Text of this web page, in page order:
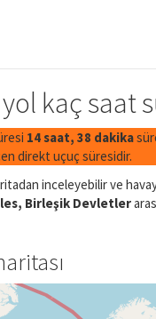
kaç saat
14 saat, 38 dakika
direkt uçuç süresidir.
inceleyebilir ve
Birleşik Devletler